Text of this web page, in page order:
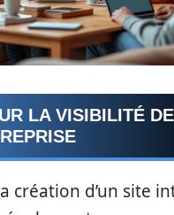
LA VISIBILITÉ DE
création d’un site